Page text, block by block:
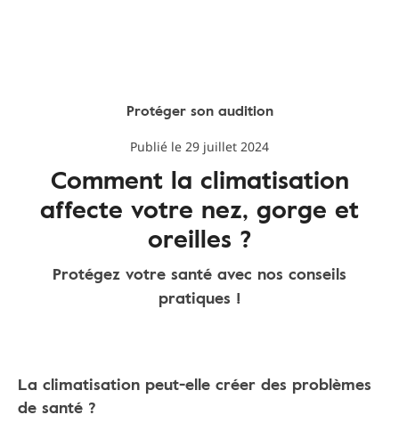
Protéger son audition
Publié le 29 juillet 2024
Comment la climatisation
affecte votre nez, gorge et
oreilles ?
Protégez votre santé avec nos conseils
pratiques !
La climatisation peut-elle créer des problèmes
de santé ?